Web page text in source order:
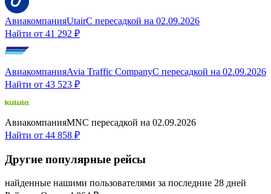
АвиакомпанияUtairС пересадкой на 02.09.2026
Найти от 41 292 ₽
АвиакомпанияAvia Traffic CompanyС пересадкой на 02.09.2026
Найти от 43 523 ₽
АвиакомпанияMNС пересадкой на 02.09.2026
Найти от 44 858 ₽
Другие популярные рейсы
найденные нашими пользователями за последние 28 дней